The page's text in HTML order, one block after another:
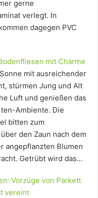
gerne
verlegt. In
dagegen PVC
mit Charme
mit ausreichender
stürmen Jung und Alt
Luft und genießen das
Ambiente. Die
bitten zum
den Zaun nach dem
angepflanzten Blumen
Getrübt wird das…
Vorzüge von Parkett
vereint